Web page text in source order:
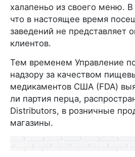
халапеньо из своего меню.
что в настоящее время
заведений не представляет
клиентов.
Тем временем Управление
надзору за качеством
медикаментов США (FDA)
ли партия перца,
Distributors, в розничные
магазины.